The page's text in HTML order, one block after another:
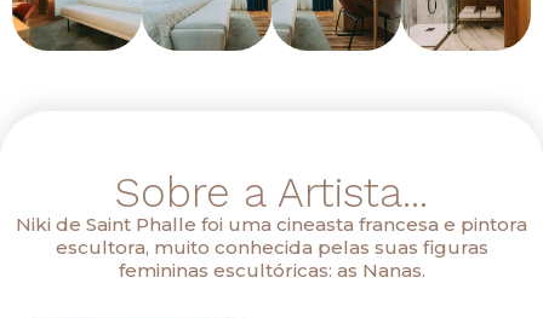
Sobre a Artista...
Niki de Saint Phalle foi uma cineasta francesa e pintora
escultora, muito conhecida pelas suas figuras
femininas escultóricas: as Nanas.